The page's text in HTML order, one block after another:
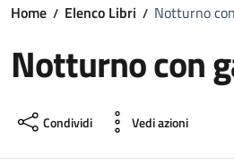
Home Elenco Libri Notturno
Notturno con
Condividi Vedi azioni